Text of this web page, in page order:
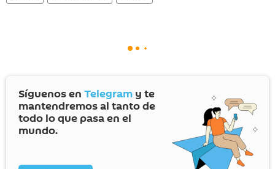
Síguenos en Telegram y te
mantendremos al tanto de
todo lo que pasa en el
mundo.